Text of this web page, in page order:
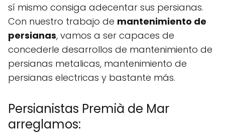
sí mismo consiga adecentar sus persianas.
Con nuestro trabajo de mantenimiento de
persianas, vamos a ser capaces de
concederle desarrollos de mantenimiento de
persianas metalicas, mantenimiento de
persianas electricas y bastante más.
Persianistas Premià de Mar
arreglamos: